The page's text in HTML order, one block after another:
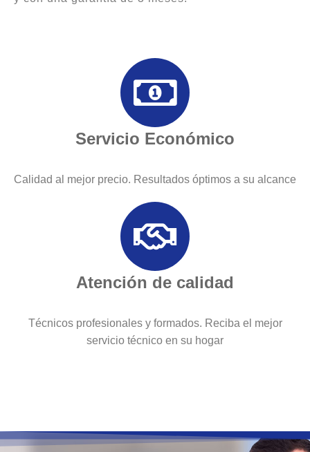
Servicio Económico
Calidad al mejor precio. Resultados óptimos a su alcance
Atención de calidad
Técnicos profesionales y formados. Reciba el mejor
servicio técnico en su hogar